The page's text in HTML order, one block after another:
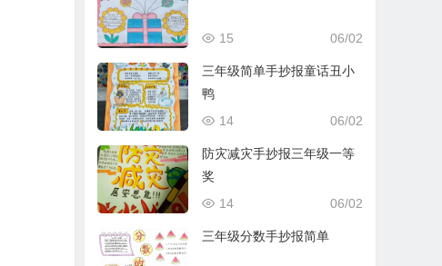
06/02
15
三年级简单手抄报童话丑小
鸭
06/02
14
防灾减灾手抄报三年级一等
奖
06/02
14
三年级分数手抄报简单